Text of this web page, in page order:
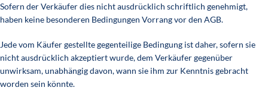
Sofern der Verkäufer dies nicht ausdrücklich schriftlich genehmigt,
haben keine besonderen Bedingungen Vorrang vor den AGB.
Jede vom Käufer gestellte gegenteilige Bedingung ist daher, sofern sie
nicht ausdrücklich akzeptiert wurde, dem Verkäufer gegenüber
unwirksam, unabhängig davon, wann sie ihm zur Kenntnis gebracht
worden sein könnte.